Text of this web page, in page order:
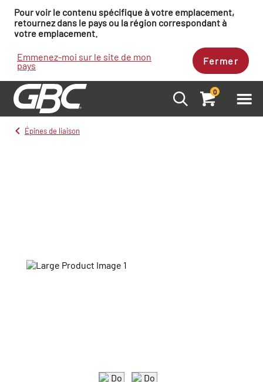
Pour voir le contenu spécifique à votre emplacement,
retournez dans le pays ou la région correspondant à
votre emplacement.
Emmenez-moi sur le site de mon
pays Fermer
0
Épines de liaison